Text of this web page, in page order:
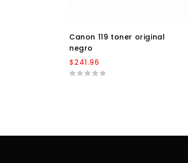
Canon 119 toner original
negro
$241.96